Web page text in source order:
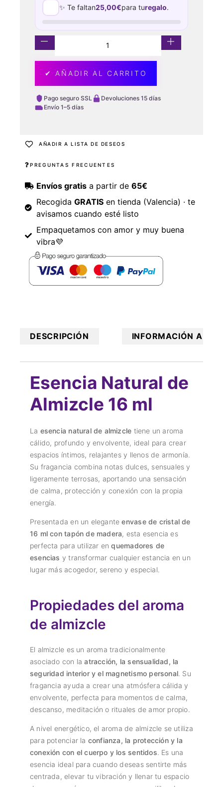
✨ Te faltan25,00€para turegalo.
✔ AÑADIR AL CARRITO
Pago seguro SSL
Devoluciones 15 días
Envío 1–5 días
AÑADIR A LISTA DE DESEOS
PREGUNTAS FRECUENTES
Envíos gratisa partir de 65€
Recogida GRATISen tienda (Valencia) · te
avisamos cuando esté listo
Empaquetamos con amor y muy buena
vibra💜
DESCRIPCIÓN INFORMACIÓN
Esencia Natural de
Almizcle 16 ml
La esencia natural de almizcle tiene un aroma
cálido, profundo y envolvente, ideal para crear
espacios íntimos, relajantes y llenos de armonía.
Su fragancia combina notas dulces, sensuales y
ligeramente terrosas, aportando una sensación
de calma, protección y conexión con la propia
energía.
Presentada en un eleganteenvase de cristal de
16 ml con tapón de madera, esta esencia es
perfecta para utilizar enquemadores de
esencias y transformar cualquier estancia en un
lugar más acogedor, sereno y especial.
Propiedades del aroma
de almizcle
El almizcle es un aroma tradicionalmente
asociado con laatracción, la sensualidad, la
seguridad interior y el magnetismo personal. Su
fragancia ayuda a crear una atmósfera cálida y
envolvente, perfecta para momentos de calma,
descanso, meditación o rituales de amor propio.
A nivel energético, el aroma de almizcle se utiliza
para potenciar la confianza, la protección y la
conexión con el cuerpo y los sentidos. Es una
esencia ideal para cuando deseas sentirte más
centrada, elevar tu vibración y llenar tu espacio